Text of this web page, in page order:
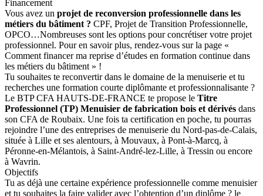
Financement
Vous avez un projet de reconversion professionnelle dans les
métiers du bâtiment ? CPF, Projet de Transition Professionnelle,
OPCO…Nombreuses sont les options pour concrétiser votre projet
professionnel. Pour en savoir plus, rendez-vous sur la page «
Comment financer ma reprise d’études en formation continue dans
les métiers du bâtiment » !
Tu souhaites te reconvertir dans le domaine de la menuiserie et tu
recherches une formation courte diplômante et professionnalisante ?
Le BTP CFA HAUTS-DE-FRANCE te propose le Titre
Professionnel (TP) Menuisier de fabrication bois et dérivés dans
son CFA de Roubaix. Une fois ta certification en poche, tu pourras
rejoindre l’une des entreprises de menuiserie du Nord-pas-de-Calais,
située à Lille et ses alentours, à Mouvaux, à Pont-à-Marcq, à
Péronne-en-Mélantois, à Saint-André-lez-Lille, à Tressin ou encore
à Wavrin.
Objectifs
Tu as déjà une certaine expérience professionnelle comme menuisier
et tu souhaites la faire valider avec l’obtention d’un diplôme ? le